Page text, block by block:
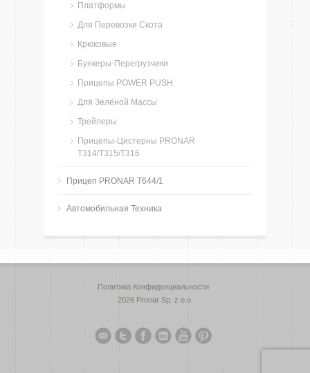
Платформы
Для Перевозки Скота
Крюковые
Бункеры-Перегрузчики
Прицепы POWER PUSH
Для Зелёной Массы
Трейлеры
Прицепы-Цистерны PRONAR
T314/T315/T316
Прицеп PRONAR T644/1
Автомобильная Техника
Политика Конфиденциальности
2026 Pronar Sp. z o.o.